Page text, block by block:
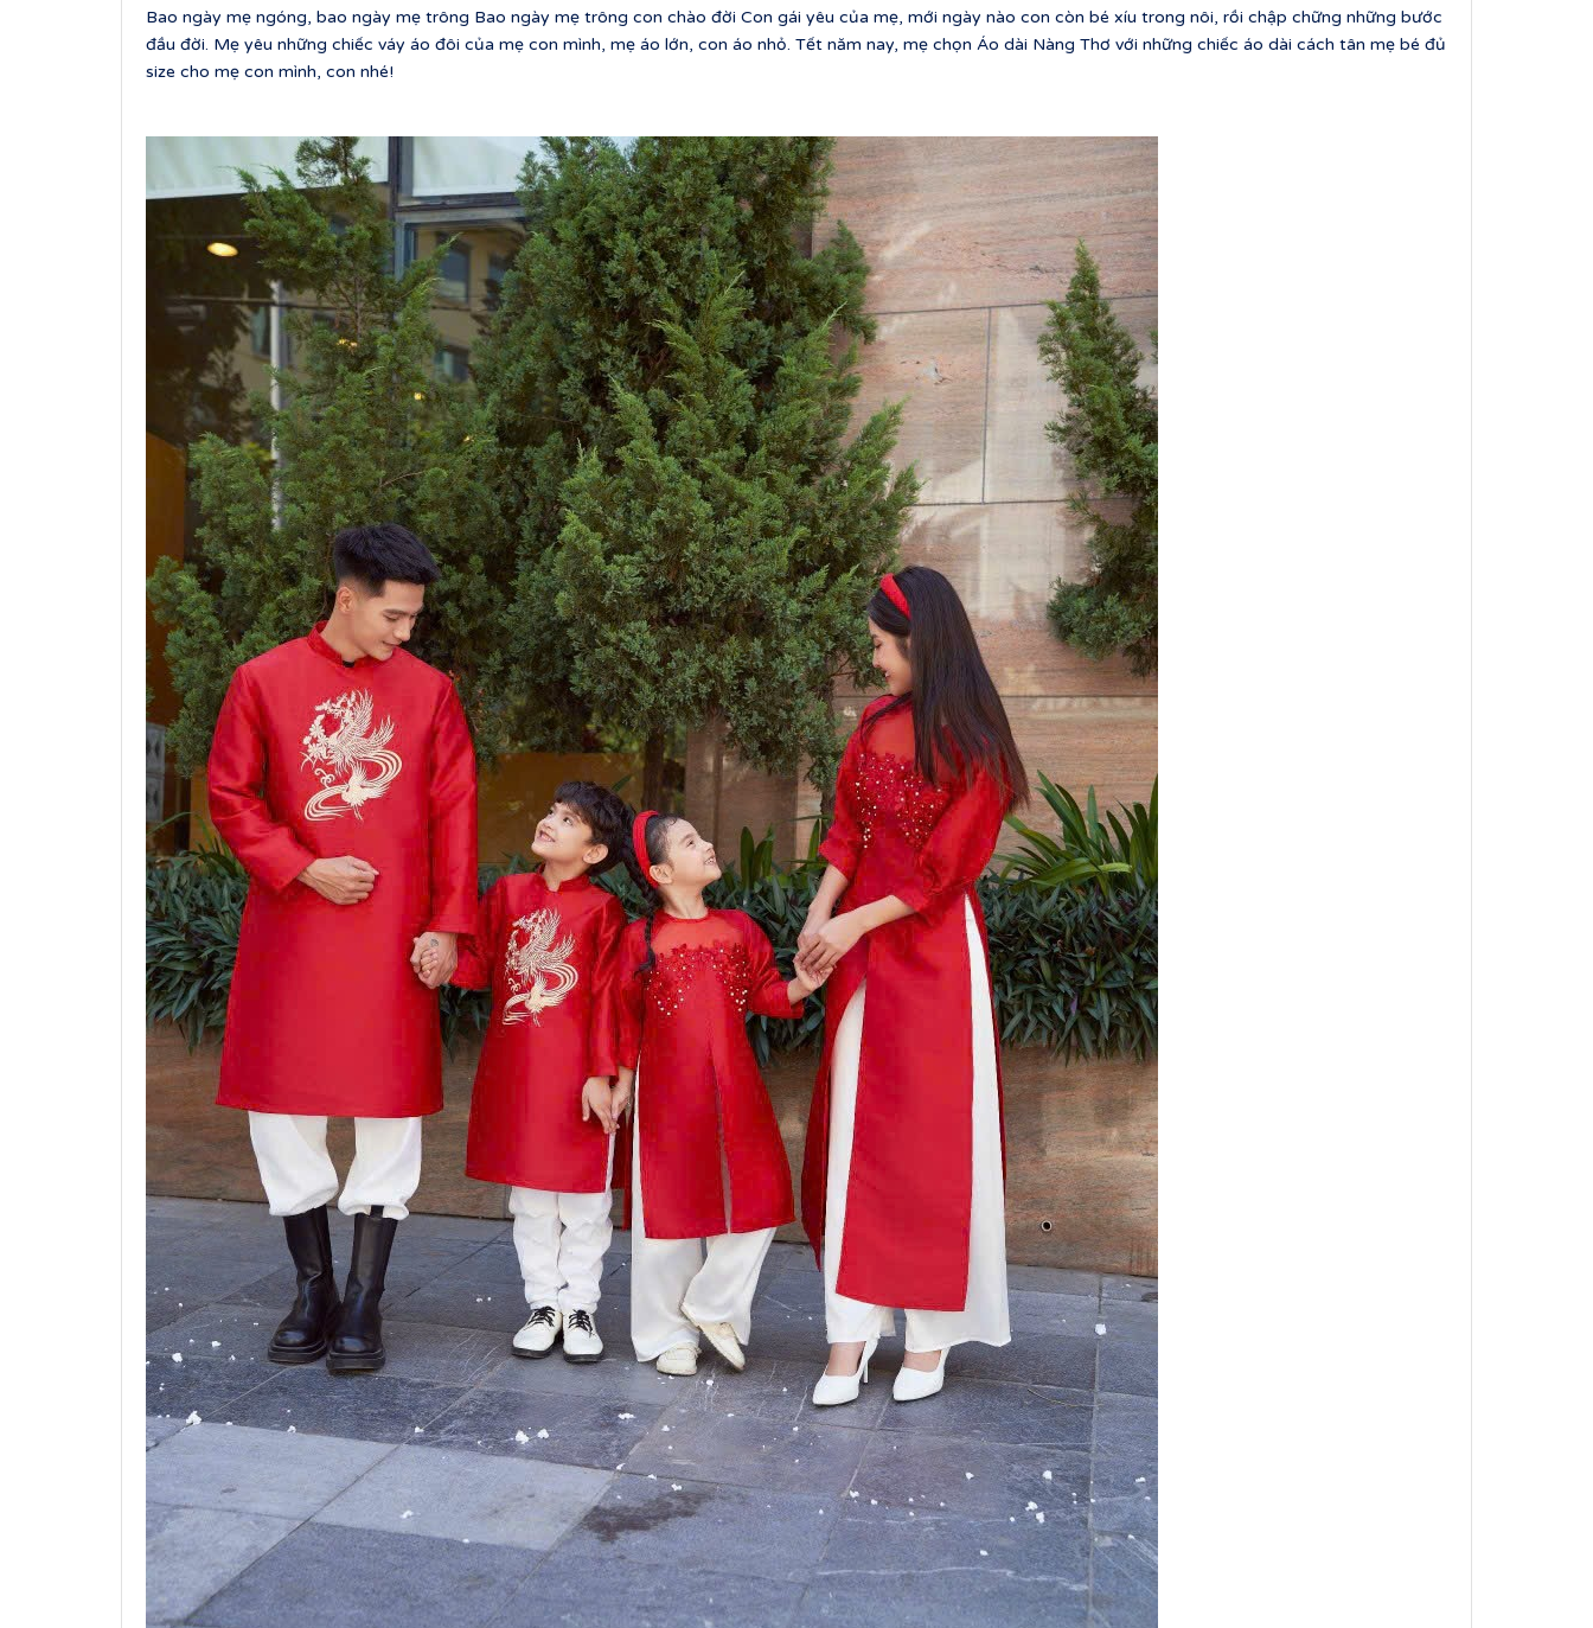
Bao ngày mẹ ngóng, bao ngày mẹ trông Bao ngày mẹ trông con chào đời Con gái yêu của mẹ, mới ngày nào con còn bé xíu trong nôi, rồi chập chững những bước
đầu đời. Mẹ yêu những chiếc váy áo đôi của mẹ con mình, mẹ áo lớn, con áo nhỏ. Tết năm nay, mẹ chọn Áo dài Nàng Thơ với những chiếc áo dài cách tân mẹ bé đủ
size cho mẹ con mình, con nhé!